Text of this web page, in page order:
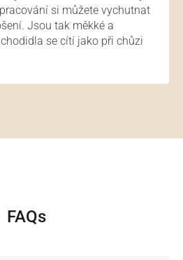
si můžete vychutnat
Jsou tak měkké a
se cítí jako při chůzi
FAQs